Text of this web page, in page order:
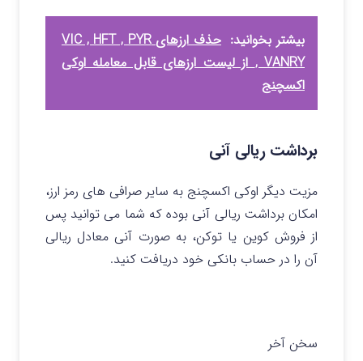
بیشتر بخوانید:
حذف ارزهای VIC , HFT , PYR
, VANRY از لیست ارزهای قابل معامله اوکی
اکسچنج
برداشت ریالی آنی
مزیت دیگر اوکی اکسچنج به سایر صرافی های رمز ارز،
امکان برداشت ریالی آنی بوده که شما می توانید پس
از فروش کوین یا توکن، به صورت آنی معادل ریالی
آن را در حساب بانکی خود دریافت کنید.
سخن آخر